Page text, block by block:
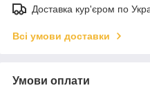
Доставка кур'єром по
Всі умови доставки
Умови оплати